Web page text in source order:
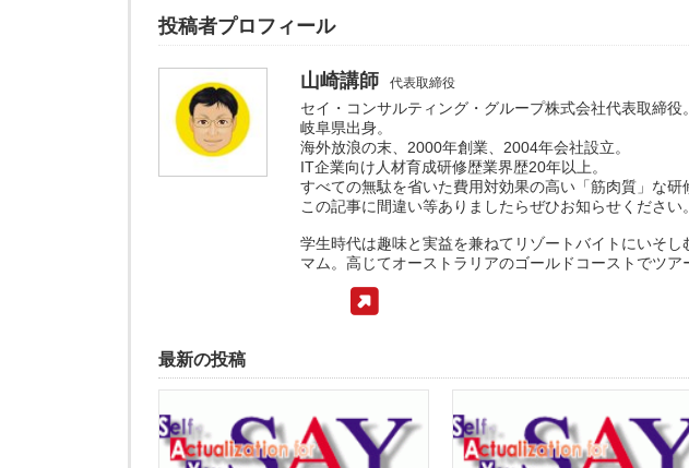
投稿者プロフィール
山崎講師 代表取締役
セイ・コンサルティング・グループ株式会社代表取締役。
岐阜県出身。
海外放浪の末、2000年創業、2004年会社設立。
IT企業向け人材育成研修歴業界歴20年以上。
すべての無駄を省いた費用対効果の高い「筋肉質」な研
この記事に間違い等ありましたらぜひお知らせください。
学生時代は趣味と実益を兼ねてリゾートバイトにいそ
マム。高じてオーストラリアのゴールドコーストでツ
最新の投稿